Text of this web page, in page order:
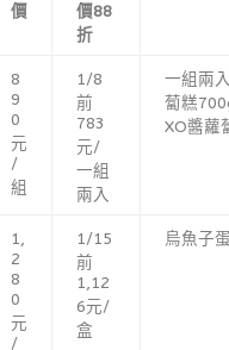
價
價88
折
8
9
0
元
/
組
1/8
前
783
元/
一組
兩入
一組兩
蔔糕
XO醬蘿
1,
2
8
0
元
/
1/15
前
1,12
6元/
盒
烏魚子